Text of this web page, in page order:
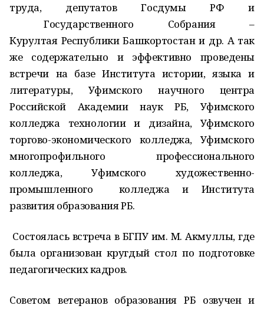
труда, депутатов Госдумы РФ и
Государственного Собрания –
Курултая Республики Башкортостан и др. А так
же содержательно и эффективно проведены
встречи на базе Института истории, языка и
литературы, Уфимского научного центра
Российской Академии наук РБ, Уфимского
колледжа технологии и дизайна, Уфимского
торгово-экономического колледжа, Уфимского
многопрофильного профессионального
колледжа, Уфимского художественно-
промышленного колледжа и Института
развития образования РБ.
Состоялась встреча в БГПУ им. М. Акмуллы, где
была организован кругдый стол по подготовке
педагогических кадров.
Советом ветеранов образования РБ озвучен и